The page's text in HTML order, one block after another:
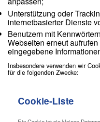
Wenn unsere Website
werden wir weder
Einstellungen festgelegt
Falls andere Cookies
vornehmen. Die von
eine Reihe von Zwecken
anonyme
Verkaufsdaten